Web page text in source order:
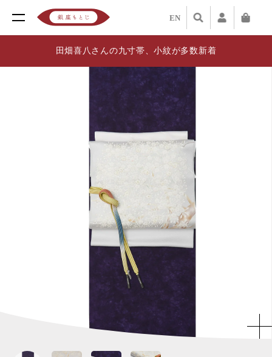
EN
田畑喜八さんの九寸帯、小紋が多数新着